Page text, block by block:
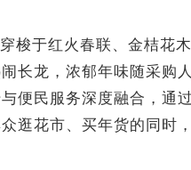
梭于红火春联、金桔花
长龙，浓郁年味随采购
便民服务深度融合，通
逛花市、买年货的同时